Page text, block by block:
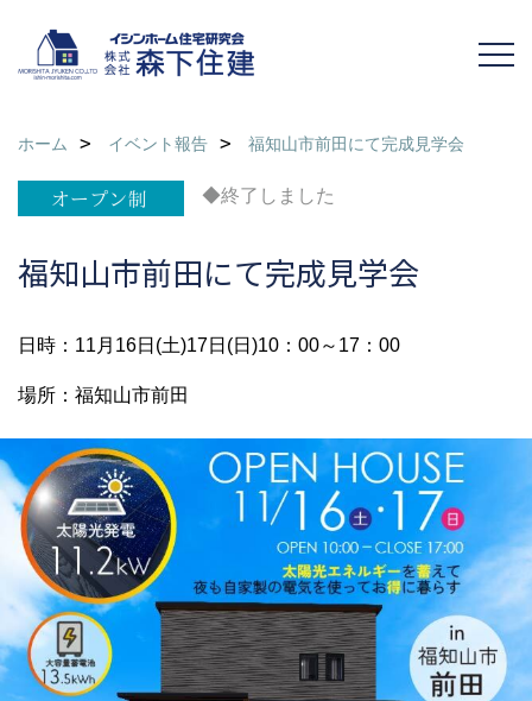
ホーム イベント報告 福知山市前田にて完成見学会
◆終了しました
福知山市前田にて完成見学会
日時：11月16日(土)17日(日)10：00～17：00
場所：福知山市前田